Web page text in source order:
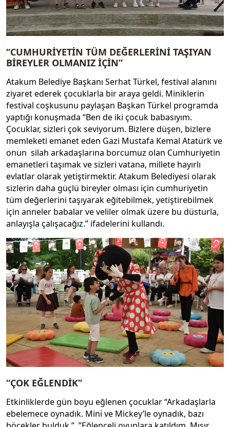
“CUMHURİYETİN TÜM DEĞERLERİNİ TAŞIYAN
BİREYLER OLMANIZ İÇİN”
Atakum Belediye Başkanı Serhat Türkel, festival alanını
ziyaret ederek çocuklarla bir araya geldi. Miniklerin
festival coşkusunu paylaşan Başkan Türkel programda
yaptığı konuşmada “Ben de iki çocuk babasıyım.
Çocuklar, sizleri çok seviyorum. Bizlere düşen, bizlere
memleketi emanet eden Gazi Mustafa Kemal Atatürk ve
onun silah arkadaşlarına borcumuz olan Cumhuriyetin
emanetleri taşımak ve sizleri vatana, millete hayırlı
evlatlar olarak yetiştirmektir. Atakum Belediyesi olarak
sizlerin daha güçlü bireyler olması için cumhuriyetin
tüm değerlerini taşıyarak eğitebilmek, yetiştirebilmek
için anneler babalar ve veliler olmak üzere bu düsturla,
anlayışla çalışacağız.” ifadelerini kullandı.
“ÇOK EĞLENDİK”
Etkinliklerde gün boyu eğlenen çocuklar “Arkadaşlarla
ebelemece oynadık. Mini ve Mickey’le oynadık, bazı